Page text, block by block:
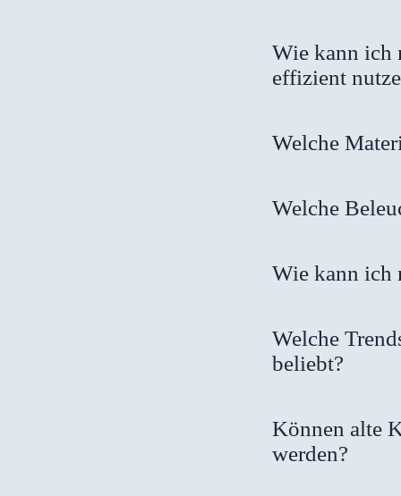
Wie kann ich
effizient
Welche
Welche
Wie kann ich
Welche
beliebt?
Können alte
werden?